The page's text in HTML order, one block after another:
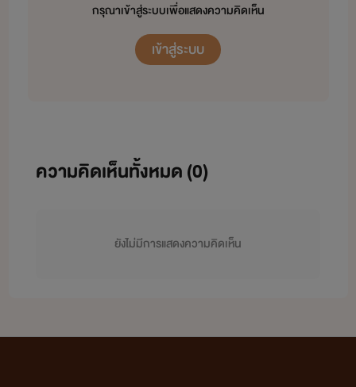
กรุณาเข้าสู่ระบบเพื่อแสดงความคิดเห็น
เข้าสู่ระบบ
ความคิดเห็นทั้งหมด (0)
ยังไม่มีการแสดงความคิดเห็น